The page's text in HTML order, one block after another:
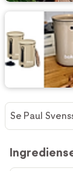
Se Paul